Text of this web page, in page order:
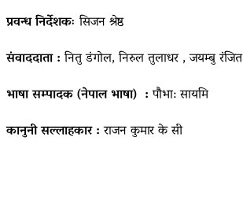
प्रवन्ध निर्देशकःसिजन श्रेष्ठ
संवाददाता :नितु डंगोल, निरुल तुलाधर , जयम्बु रंजित
भाषा सम्पादक (नेपाल भाषा) :पौभा: सायमि
कानुनी सल्लाहकार :राजन कुमार के सी